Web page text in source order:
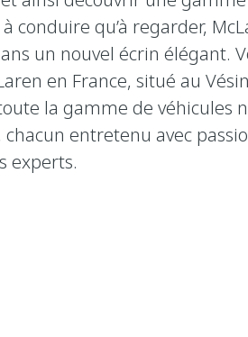
conduire qu’à regarder,
un nouvel écrin élégant.
en France, situé au
la gamme de véhicules
chacun entretenu avec
experts.